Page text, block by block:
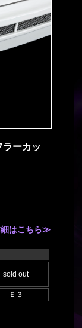
ーカッ
はこちら≫
sold out
Ｅ３